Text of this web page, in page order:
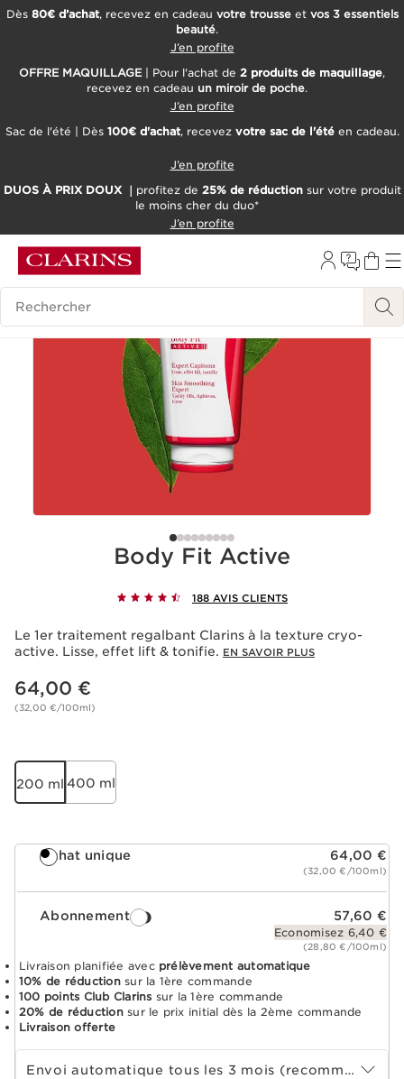
CONSULTER LE PIED DE PAGE
Dès 80€ d’achat, recevez en cadeau votre trousseet vos 3 essentiels
beauté.
J’en profite
OFFRE MAQUILLAGE| Pour l'achat de 2 produits de maquillage,
recevez en cadeau un miroir de poche.
J’en profite
Sac de l'été | Dès 100€ d'achat, recevez votre sac de l'étéen cadeau.
J’en profite
DUOS À PRIX DOUX ｜ profitez de 25% de réductionsur votre produit
le moins cher du duo*
J’en profite
Historique des recherches
Body Fit Active
188 AVIS CLIENTS
Le 1er traitement regalbant Clarins à la texture cryo-
active. Lisse, effet lift & tonifie. EN SAVOIR PLUS
Nouveau prix 64,00 €
64,00 €
(32,00 €/100ml)
200 ml 400 ml
Achat unique 64,00 €
(32,00 €/100ml)
Abonnement 57,60 €
Economisez 6,40 €
(28,80 €/100ml)
Livraison planifiée avec prélèvement automatique
10% de réductionsur la 1ère commande
100 points Club Clarins sur la 1ère commande
20% de réductionsur le prix initial dès la 2ème commande
Livraison offerte
Choisir la période d''abonnement
Envoi automatique tous les 3 mois (recommandé)